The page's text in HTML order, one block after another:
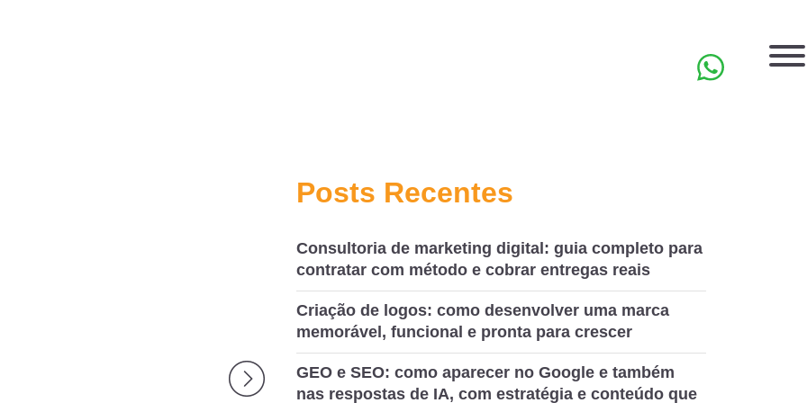
Posts Recentes
Consultoria de marketing digital: guia completo para
contratar com método e cobrar entregas reais
Criação de logos: como desenvolver uma marca
memorável, funcional e pronta para crescer
GEO e SEO: como aparecer no Google e também
nas respostas de IA, com estratégia e conteúdo que